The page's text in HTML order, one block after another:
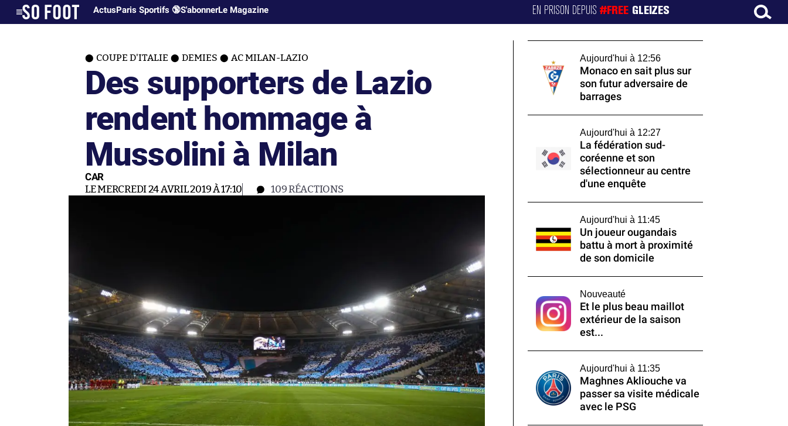
ActusParis Sportifs 🔞S'abonnerLe Magazine EN PRISON DEPUIS#FREE GLEIZES
COUPE D'ITALIE DEMIES AC MILAN-LAZIO
Des supporters de Lazio
rendent hommage à
Mussolini à Milan
CAR
LE MERCREDI 24 AVRIL 2019 À 17:10 109RÉACTIONS
Aujourd'hui à 12:56
Monaco en sait plus sur
son futur adversaire de
barrages
Aujourd'hui à 12:27
La fédération sud-
coréenne et son
sélectionneur au centre
d'une enquête
Aujourd'hui à 11:45
Un joueur ougandais
battu à mort à proximité
de son domicile
Nouveauté
Et le plus beau maillot
extérieur de la saison
est...
Aujourd'hui à 11:35
Maghnes Akliouche va
passer sa visite médicale
avec le PSG